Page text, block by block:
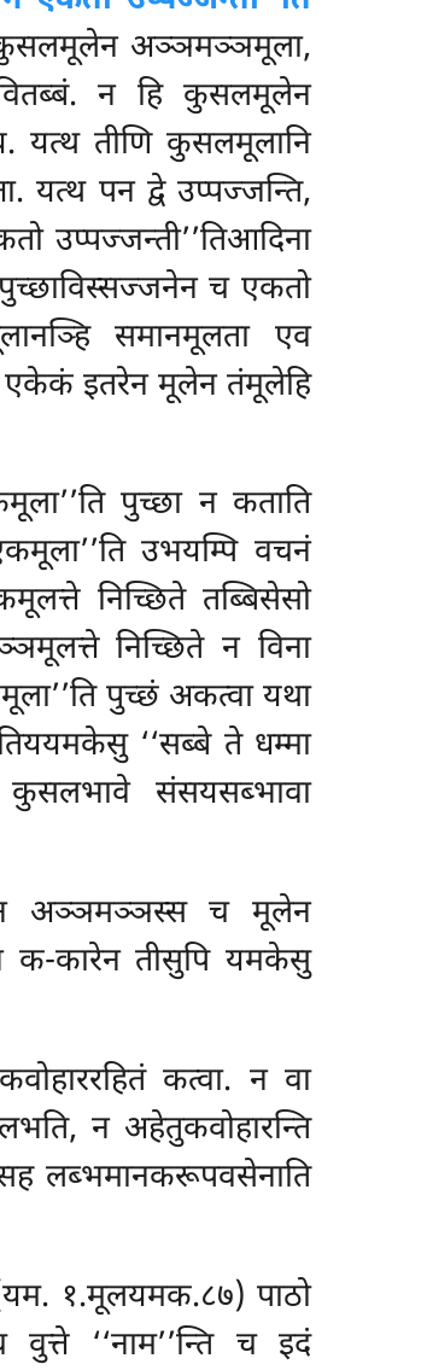
कुसलमूलेन अञ्ञमञ्ञमूला,
न हि कुसलमूलेन
यत्थ तीणि कुसलमूलानि
यत्थ पन द्वे उप्पज्जन्ति,
उप्पज्जन्ती’’तिआदिना
च एकतो
समानमूलता एव
एकेकं इतरेन मूलेन तंमूलेहि
पुच्छा न कताति
उभयम्पि वचनं
निच्छिते तब्बिसेसो
निच्छिते न विना
पुच्छं अकत्वा यथा
‘‘सब्बे ते धम्मा
संसयसब्भावा
अञ्ञमञ्ञस्स च मूलेन
क-कारेन तीसुपि यमकेसु
कत्वा. न वा
न अहेतुकवोहारन्ति
सह लब्भमानकरूपवसेनाति
१.मूलयमक.८७)पाठो
‘‘नाम’’न्ति च इदं